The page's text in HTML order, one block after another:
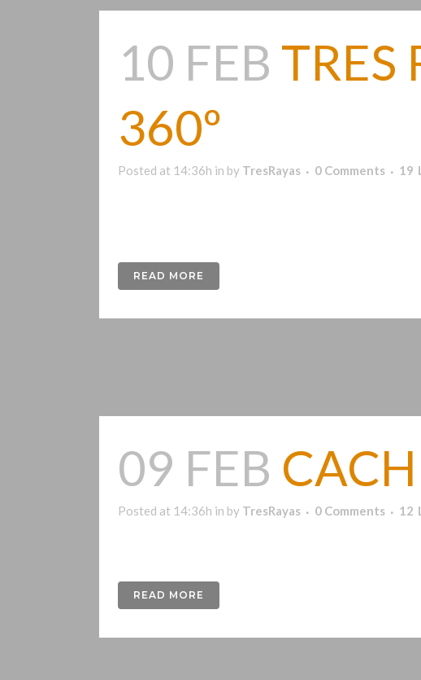
10 FEB TRES
360º
Posted at 14:36h in by TresRayas 0 Comments 19
READ MORE
09 FEB
Posted at 14:36h in by TresRayas 0 Comments 12
READ MORE